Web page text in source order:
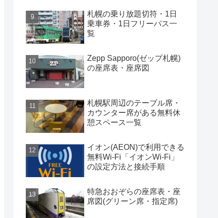
札幌の乗り放題切符・1日
乗車券・1日フリーパス一
覧
Zepp Sapporo(ゼップ札幌)
の座席表・座席図
札幌駅周辺のテーブル席・
カウンター席がある無料休
憩スペース一覧
イオン(AEON)で利用できる
無料Wi-Fi「イオンWi-Fi」
の設定方法と接続手順
特急おおぞらの座席表・座
席図(グリーン席・指定席)